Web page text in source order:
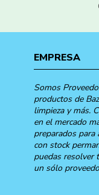
EMPRESA
Somos
productos de
limpieza y más.
en el mercado
preparados para
con stock
puedas resolver
un sólo